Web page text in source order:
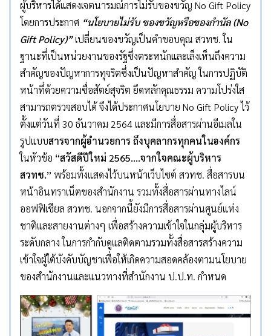
ผู้บริหารได้แสดงเจตนารมณ์การไม่รับของขวัญ No Gift Policy
โดยการประกาศ “นโยบายไม่รับ ของขวัญหรือของกำนัล (No
Gift Policy)”เปลี่ยนของขวัญเป็นคำขอบคุณ สวทช. ใน
ฐานะที่เป็นหน่วยงานของรัฐซึ่งตระหนักและเล็งเห็นถึงความ
สำคัญของปัญหาการทุจริตซึ่งเป็นปัญหาสำคัญ ในการปฏิบัติ
หน้าที่ด้วยความซื่อสัตย์สุจริต ยึดหลักคุณธรรม ความโปร่งใส
สามารถตรวจสอบได้ จึงได้ประกาศนโยบาย No Gift Policy ไว้
ตั้งแต่วันที่ 30 ธันวาคม 2564 และมีการสื่อสารผ่านอีเมลใน
รูปแบบสารจากผู้อำนวยการ ถึงบุคลากรทุกคนในองค์กร
ในหัวข้อ “สวัสดีปีใหม่ 2565….จากใจคณะผู้บริหาร
สวทช.” พร้อมทั้งแสดงไว้บนหน้าเว็บไซต์ สวทช. สื่อสารบน
หน้าอินทราเน็ตของสำนักงาน รวมทั้งสื่อสารผ่านทางไลน์
ออฟฟิเชียล สวทช. นอกจากนี้ยังมีการสื่อสารผ่านศูนย์แห่ง
ชาติและสายงานต่างๆ เพื่อสร้างความเข้าใจในกลุ่มผู้บริหาร
ระดับกลาง ในการกำกับดูแลติดตามรวมทั้งสื่อสารสร้างความ
เข้าใจผู้ใต้บังคับบัญชาเพื่อให้เกิดความสอดคล้องตามนโยบาย
ของสำนักงานและแนวทางที่สำนักงาน ป.ป.ท. กำหนด